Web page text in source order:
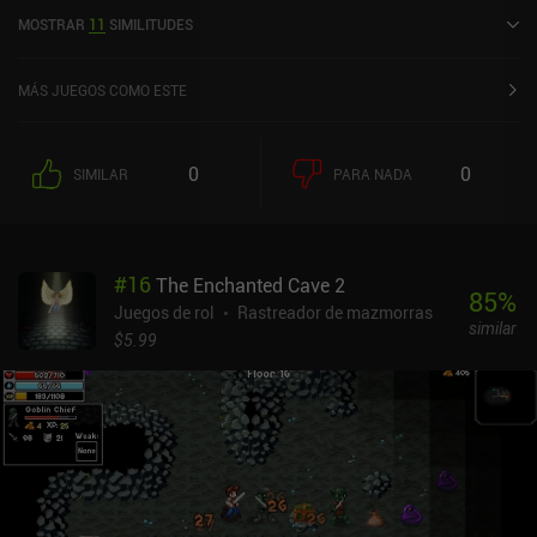
una valoración actual de 4,4 sobre 5,0 en Google Play y de 4,8
MOSTRAR 11 SIMILITUDES
MÁS JUEGOS COMO ESTE
SIMILAR 0 PARA NADA 0
#16The Enchanted Cave 2
Juegos de rol
Rastreador de mazmorras
$5.99
85%
similar